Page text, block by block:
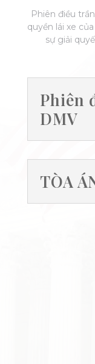
Phiên điều
quyền lái xe
sự giải
Phiên
DMV
TÒA